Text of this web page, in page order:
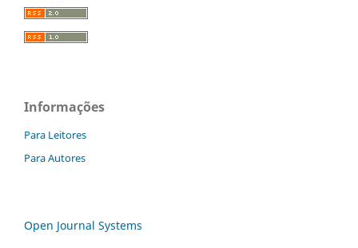
Informações
Para Leitores
Para Autores
Open Journal Systems